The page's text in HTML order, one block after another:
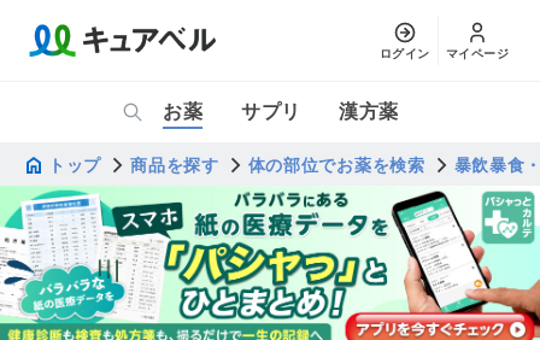
ログイン マイページ
お薬 サプリ 漢方薬
トップ 商品を探す 体の部位でお薬を検索 暴飲暴食